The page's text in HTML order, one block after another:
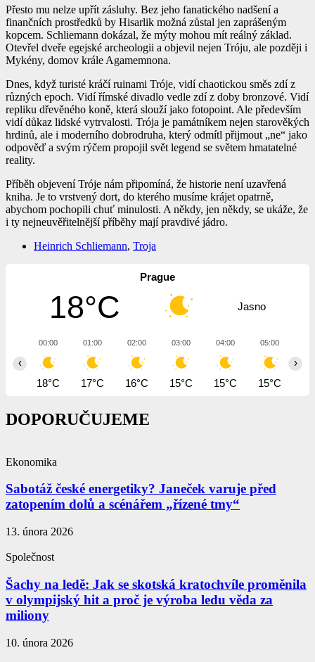
Přesto mu nelze upřít zásluhy. Bez jeho fanatického nadšení a
finančních prostředků by Hisarlik možná zůstal jen zaprášeným
kopcem. Schliemann dokázal, že mýty mohou mít reálný základ.
Otevřel dveře egejské archeologii a objevil nejen Tróju, ale později i
Mykény, domov krále Agamemnona.
Dnes, když turisté kráčí ruinami Tróje, vidí chaotickou směs zdí z
různých epoch. Vidí římské divadlo vedle zdí z doby bronzové. Vidí
repliku dřevěného koně, která slouží jako fotopoint. Ale především
vidí důkaz lidské vytrvalosti. Trója je památníkem nejen starověkých
hrdinů, ale i moderního dobrodruha, který odmítl přijmout „ne“ jako
odpověď a svým rýčem propojil svět legend se světem hmatatelné
reality.
Příběh objevení Tróje nám připomíná, že historie není uzavřená
kniha. Je to vrstvený dort, do kterého musíme krájet opatrně,
abychom pochopili chuť minulosti. A někdy, jen někdy, se ukáže, že
i ty nejneuvěřitelnější příběhy mají pravdivé jádro.
Heinrich Schliemann, Troja
Prague
18°C Jasno
00:00
18°C
01:00
17°C
02:00
16°C
03:00
15°C
04:00
15°C
05:00
15°C
‹ ›
DOPORUČUJEME
Ekonomika
Sabotáž české energetiky? Janeček varuje před
zatopením dolů a scénářem „řízené tmy“
13. února 2026
Společnost
Šachy na ledě: Jak se skotská kratochvíle proměnila
v olympijský hit a proč je výroba ledu věda za
miliony
10. února 2026